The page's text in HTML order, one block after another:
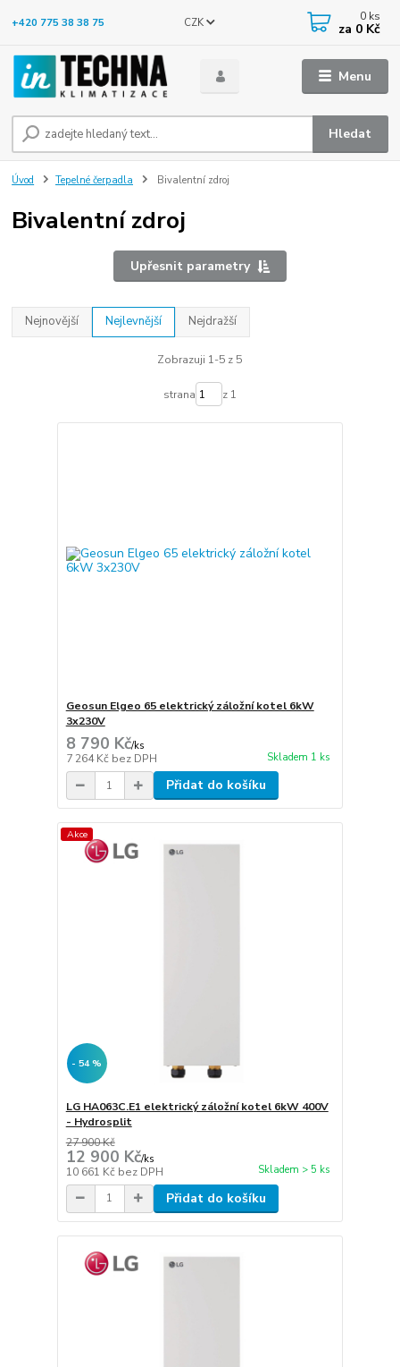
Menu
CZK
Hledat
+420 775 38 38 75 0 ks
za 0 Kč
Úvod Tepelné čerpadla Bivalentní zdroj
Bivalentní zdroj
Upřesnit parametry
Nejnovější Nejlevnější Nejdražší
Zobrazuji 1-5 z 5
strana z 1
Geosun Elgeo 65 elektrický záložní kotel 6kW
3x230V
8 790 Kč/ks
7 264 Kč bez DPH Skladem 1 ks
Přidat do košíku
Akce
- 54 %
LG HA063C.E1 elektrický záložní kotel 6kW 400V
- Hydrosplit
27 900 Kč
12 900 Kč/ks
10 661 Kč bez DPH Skladem > 5 ks
Přidat do košíku